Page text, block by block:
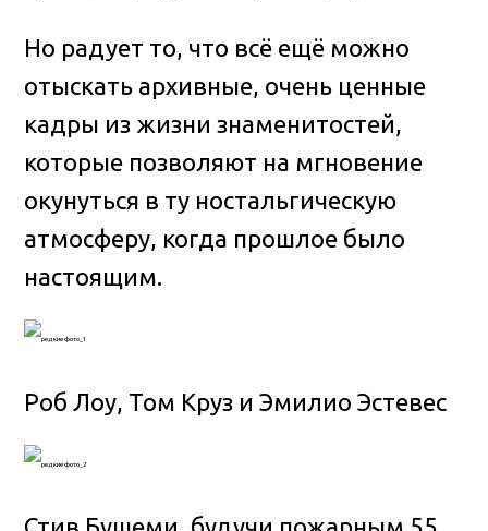
Но радует то, что всё ещё можно
отыскать архивные, очень ценные
кадры из жизни знаменитостей,
которые позволяют на мгновение
окунуться в ту ностальгическую
атмосферу, когда прошлое было
настоящим.
Роб Лоу, Том Круз и Эмилио Эстевес